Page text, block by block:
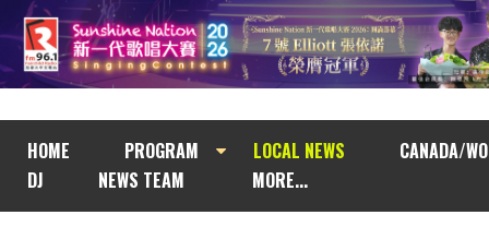
HOME PROGRAM LOCAL NEWS
CANADA/
DJ
NEWS TEAM MORE...